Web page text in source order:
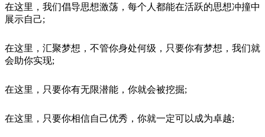
在这里，我们倡导思想激荡，每个人都能在活跃的思想冲撞中
展示自己;
在这里，汇聚梦想，不管你身处何级，只要你有梦想，我们就
会助你实现;
在这里，只要你有无限潜能，你就会被挖掘;
在这里，只要你相信自己优秀，你就一定可以成为卓越;